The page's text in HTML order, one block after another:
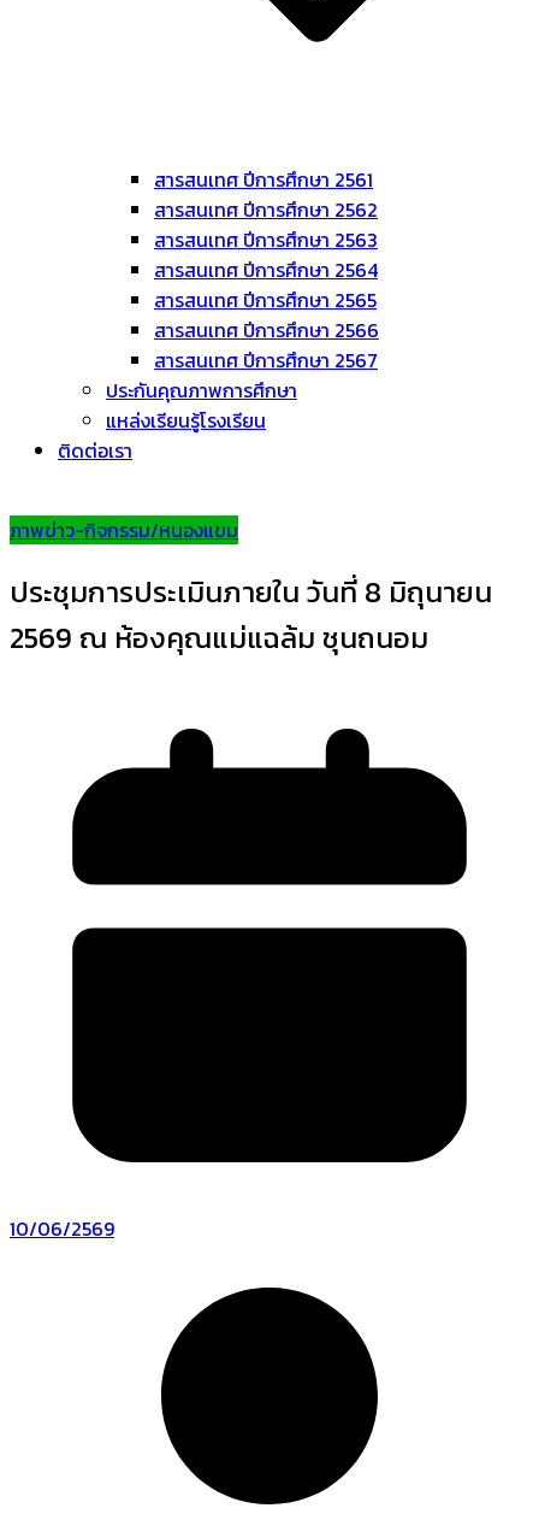
สารสนเทศ ปีการศึกษา 2561
สารสนเทศ ปีการศึกษา 2562
สารสนเทศ ปีการศึกษา 2563
สารสนเทศ ปีการศึกษา 2564
สารสนเทศ ปีการศึกษา 2565
สารสนเทศ ปีการศึกษา 2566
สารสนเทศ ปีการศึกษา 2567
ประกันคุณภาพการศึกษา
แหล่งเรียนรู้โรงเรียน
ติดต่อเรา
ภาพข่าว-กิจกรรม/หนองแขม
ประชุมการประเมินภายใน วันที่ 8 มิถุนายน
2569 ณ ห้องคุณแม่แฉล้ม ชุนถนอม
10/06/2569